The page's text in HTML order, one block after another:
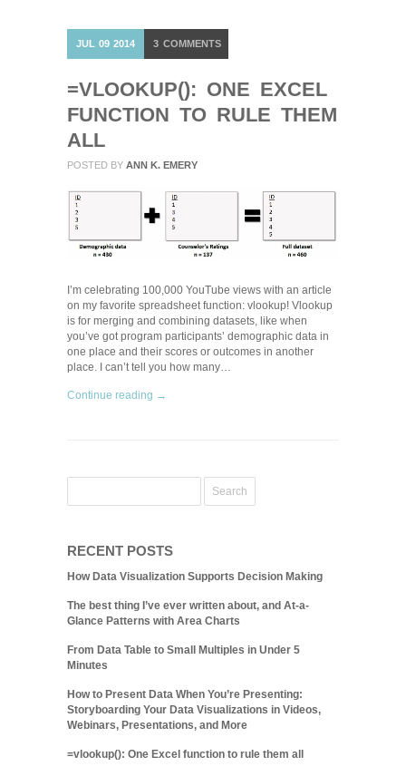
JUL 09 2014 3 COMMENTS
=VLOOKUP(): ONE EXCEL
FUNCTION TO RULE THEM
ALL
POSTED BY ANN K. EMERY
I’m celebrating 100,000 YouTube views with an article
on my favorite spreadsheet function: vlookup! Vlookup
is for merging and combining datasets, like when
you’ve got program participants’ demographic data in
one place and their scores or outcomes in another
place. I can’t tell you how many…
Continue reading →
RECENT POSTS
How Data Visualization Supports Decision Making
The best thing I’ve ever written about, and At-a-
Glance Patterns with Area Charts
From Data Table to Small Multiples in Under 5
Minutes
How to Present Data When You’re Presenting:
Storyboarding Your Data Visualizations in Videos,
Webinars, Presentations, and More
=vlookup(): One Excel function to rule them all